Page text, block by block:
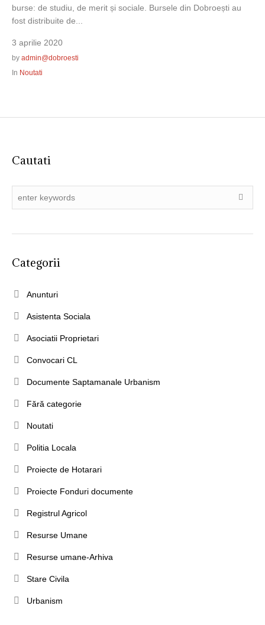
burse: de studiu, de merit și sociale. Bursele din Dobroești au
fost distribuite de...
3 aprilie 2020
by admin@dobroesti
In Noutati
Cautati
Categorii
Anunturi
Asistenta Sociala
Asociatii Proprietari
Convocari CL
Documente Saptamanale Urbanism
Fără categorie
Noutati
Politia Locala
Proiecte de Hotarari
Proiecte Fonduri documente
Registrul Agricol
Resurse Umane
Resurse umane-Arhiva
Stare Civila
Urbanism